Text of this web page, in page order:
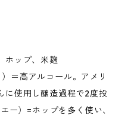
ホップ、米麹
＝高アルコール。アメリ
に使用し醸造過程で2度投
ー）=ホップを多く使い、